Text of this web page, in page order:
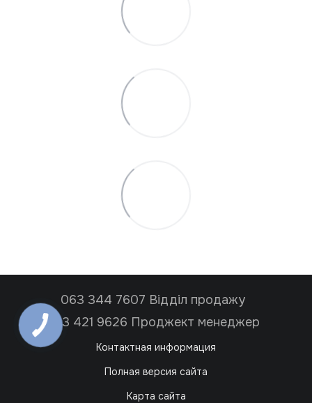
063 344 7607 Відділ продажу
063 421 9626 Проджект менеджер
Контактная информация
Полная версия сайта
Карта сайта